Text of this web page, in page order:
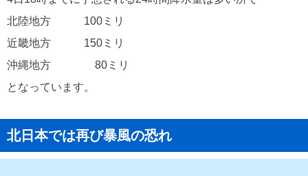
北陸地方 100ミリ
近畿地方 150ミリ
沖縄地方 80ミリ
となっています。
北日本では再び暴風の恐れ